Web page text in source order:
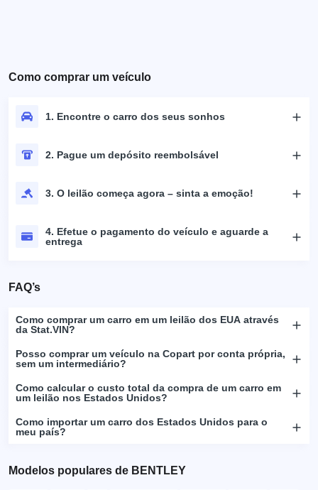
Como comprar um veículo
1. Encontre o carro dos seus sonhos
2. Pague um depósito reembolsável
3. O leilão começa agora – sinta a emoção!
4. Efetue o pagamento do veículo e aguarde a
entrega
FAQ’s
Como comprar um carro em um leilão dos EUA através
da Stat.VIN?
Posso comprar um veículo na Copart por conta própria,
sem um intermediário?
Como calcular o custo total da compra de um carro em
um leilão nos Estados Unidos?
Como importar um carro dos Estados Unidos para o
meu país?
Modelos populares de BENTLEY